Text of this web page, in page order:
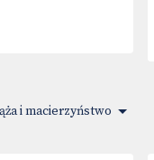
i macierzyństwo